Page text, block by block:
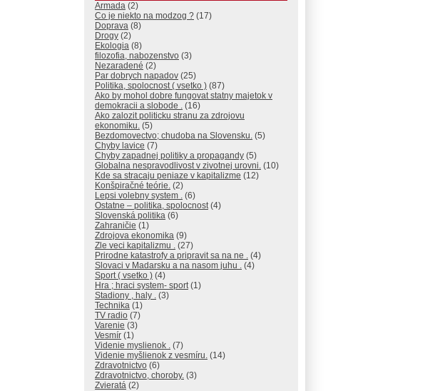
Armada (2)
Co je niekto na modzog ? (17)
Doprava (8)
Drogy (2)
Ekologia (8)
filozofia, nabozenstvo (3)
Nezaradené (2)
Par dobrych napadov (25)
Politika, spolocnost ( vsetko ) (87)
Ako by mohol dobre fungovat statny majetok v
demokracii a slobode . (16)
Ako zalozit politicku stranu za zdrojovu
ekonomiku. (5)
Bezdomovectvo; chudoba na Slovensku. (5)
Chyby lavice (7)
Chyby zapadnej politiky a propagandy (5)
Globalna nespravodlivost v zivotnej urovni. (10)
Kde sa stracaju peniaze v kapitalizme (12)
Konšpiračné teórie. (2)
Lepsi volebny system . (6)
Ostatne – politika, spolocnost(4)
Slovenská politika (6)
Zahraničie (1)
Zdrojova ekonomika (9)
Zle veci kapitalizmu . (27)
Prirodne katastrofy a pripravit sa na ne . (4)
Slovaci v Madarsku a na nasom juhu . (4)
Sport ( vsetko ) (4)
Hra ; hraci system- sport(1)
Stadiony , haly . (3)
Technika (1)
TV radio (7)
Varenie (3)
Vesmír (1)
Videnie myslienok . (7)
Videnie myšlienok z vesmíru. (14)
Zdravotnictvo (6)
Zdravotnictvo, choroby. (3)
Zvieratá (2)